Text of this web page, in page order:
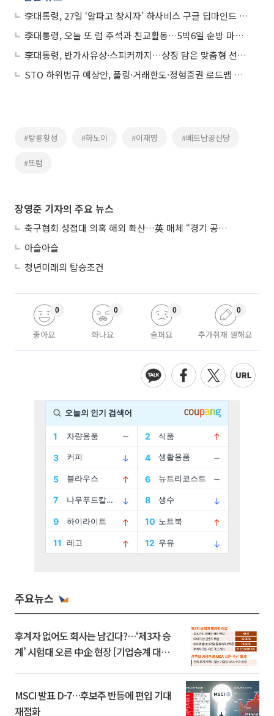
李대통령, 27일 ‘알파고 창시자’ 하사비스 구글 딥마인드 대표 접견
李대통령, 오늘 또 럼 주석과 친교활동…5박6일 순방 마무리
李대통령, 반가사유상·스피커까지…상징 담은 맞춤형 선물 외교
STO 하위법규 예상안, 풀링·거래한도·정형증권 로드맵 제시
#탕롱황성 #하노이 #이재명 #베트남공산당
#또럼
장영준 기자의 주요 뉴스
축구협회 성접대 의혹 해외 확산…英 매체 “경기 공정성 의문”
아슬아슬
청년미래의 탑승조건
좋아요
0
화나요
0
슬퍼요
0
추가취재 원해요
0
주요뉴스
후계자 없어도 회사는 남긴다?…‘제3자 승
계’ 시험대 오른 中企 현장 [기업승계 대전
MSCI 발표 D-7…후보주 반등에 편입 기대
재점화